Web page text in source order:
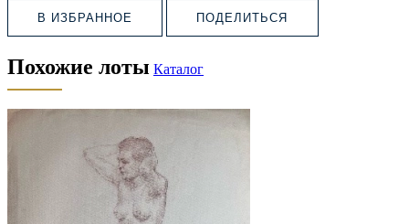
В ИЗБРАННОЕ ПОДЕЛИТЬСЯ
Похожие лоты Каталог